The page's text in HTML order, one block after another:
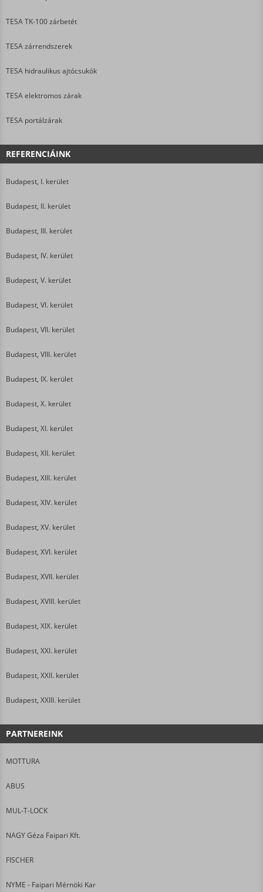
TESA TK-100 zárbetét
TESA zárrendszerek
TESA hidraulikus ajtócsukók
TESA elektromos zárak
TESA portálzárak
REFERENCIÁINK
Budapest, I. kerület
Budapest, II. kerület
Budapest, III. kerület
Budapest, IV. kerület
Budapest, V. kerület
Budapest, VI. kerület
Budapest, VII. kerület
Budapest, VIII. kerület
Budapest, IX. kerület
Budapest, X. kerület
Budapest, XI. kerület
Budapest, XII. kerület
Budapest, XIII. kerület
Budapest, XIV. kerület
Budapest, XV. kerület
Budapest, XVI. kerület
Budapest, XVII. kerület
Budapest, XVIII. kerület
Budapest, XIX. kerület
Budapest, XXI. kerület
Budapest, XXII. kerület
Budapest, XXIII. kerület
PARTNEREINK
MOTTURA
ABUS
MUL-T-LOCK
NAGY Géza Faipari Kft.
FISCHER
NYME - Faipari Mérnöki Kar